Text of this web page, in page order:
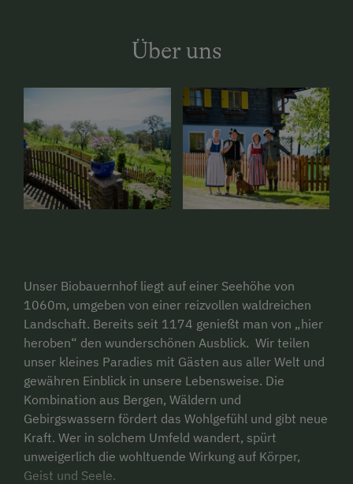
Über uns
Unser Biobauernhof liegt auf einer Seehöhe von
1060m, umgeben von einer reizvollen waldreichen
Landschaft. Bereits seit 1174 genießt man von „hier
heroben“ den wunderschönen Ausblick. Wir teilen
unser kleines Paradies mit Gästen aus aller Welt und
gewähren Einblick in unsere Lebensweise. Die
Kombination aus Bergen, Wäldern und
Gebirgswassern fördert das Wohlgefühl und gibt neue
Kraft. Wer in solchem Umfeld wandert, spürt
unweigerlich die wohltuende Wirkung auf Körper,
Geist und Seele.